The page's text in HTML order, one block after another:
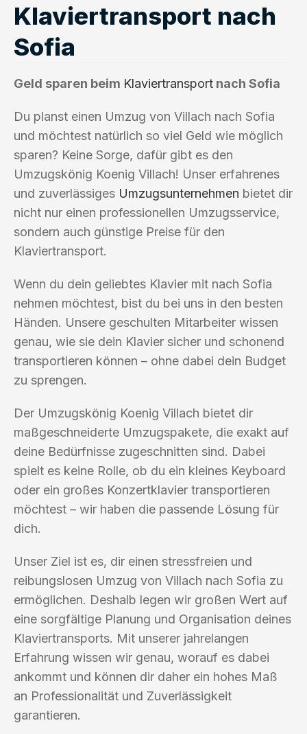
Klaviertransport nach
Sofia
Geld sparen beim Klaviertransport nach Sofia
Du planst einen Umzug von Villach nach Sofia
und möchtest natürlich so viel Geld wie möglich
sparen? Keine Sorge, dafür gibt es den
Umzugskönig Koenig Villach! Unser erfahrenes
und zuverlässiges Umzugsunternehmen bietet dir
nicht nur einen professionellen Umzugsservice,
sondern auch günstige Preise für den
Klaviertransport.
Wenn du dein geliebtes Klavier mit nach Sofia
nehmen möchtest, bist du bei uns in den besten
Händen. Unsere geschulten Mitarbeiter wissen
genau, wie sie dein Klavier sicher und schonend
transportieren können – ohne dabei dein Budget
zu sprengen.
Der Umzugskönig Koenig Villach bietet dir
maßgeschneiderte Umzugspakete, die exakt auf
deine Bedürfnisse zugeschnitten sind. Dabei
spielt es keine Rolle, ob du ein kleines Keyboard
oder ein großes Konzertklavier transportieren
möchtest – wir haben die passende Lösung für
dich.
Unser Ziel ist es, dir einen stressfreien und
reibungslosen Umzug von Villach nach Sofia zu
ermöglichen. Deshalb legen wir großen Wert auf
eine sorgfältige Planung und Organisation deines
Klaviertransports. Mit unserer jahrelangen
Erfahrung wissen wir genau, worauf es dabei
ankommt und können dir daher ein hohes Maß
an Professionalität und Zuverlässigkeit
garantieren.